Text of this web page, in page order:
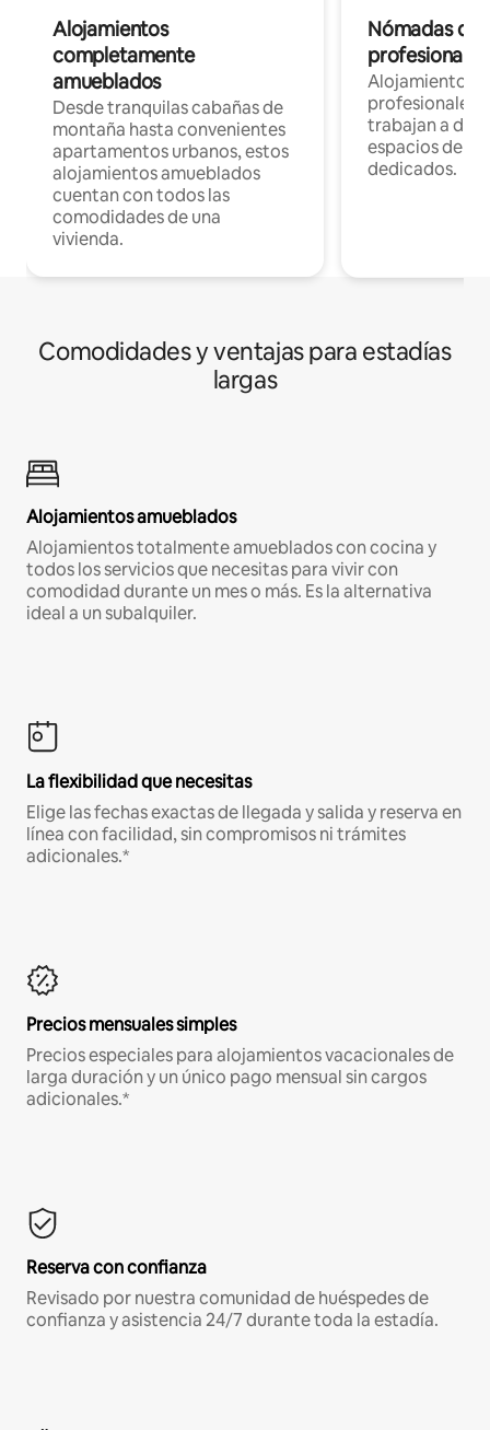
Alojamientos
completamente
amueblados
Desde tranquilas cabañas de
montaña hasta convenientes
apartamentos urbanos, estos
alojamientos amueblados
cuentan con todos las
comodidades de una
vivienda.
Nómadas
Alojamientos
profesionales
trabajan a
espacios de
dedicados.
Comodidades y ventajas para estadías
largas
Alojamientos amueblados
Alojamientos totalmente amueblados con cocina y
todos los servicios que necesitas para vivir con
comodidad durante un mes o más. Es la alternativa
ideal a un subalquiler.
La flexibilidad que necesitas
Elige las fechas exactas de llegada y salida y reserva en
línea con facilidad, sin compromisos ni trámites
adicionales.*
Precios mensuales simples
Precios especiales para alojamientos vacacionales de
larga duración y un único pago mensual sin cargos
adicionales.*
Reserva con confianza
Revisado por nuestra comunidad de huéspedes de
confianza y asistencia 24/7 durante toda la estadía.